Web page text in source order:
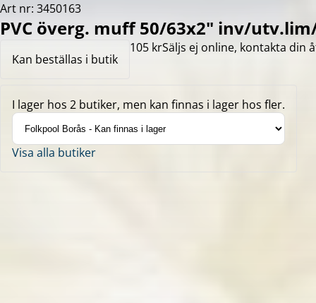
Art nr: 3450163
PVC överg. muff 50/63x2" inv/
Kan beställas i butik
105 krSäljs ej online, kontakta din
I lager hos 2 butiker, men kan finnas i lager hos fler.
Visa alla butiker